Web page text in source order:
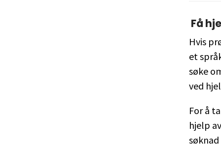
Få
Hvis
et
søke
ved
For å
hjelp